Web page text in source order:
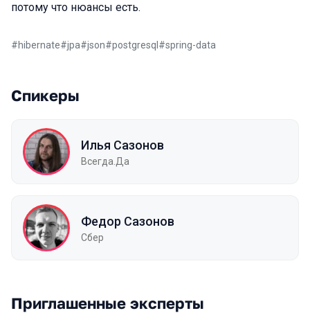
потому что нюансы есть.
#hibernate#jpa#json#postgresql #spring-data
Спикеры
Илья Сазонов
Всегда.Да
Федор Сазонов
Сбер
Приглашенные эксперты